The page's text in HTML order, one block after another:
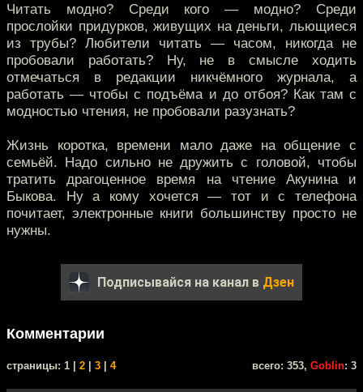
Читать модно? Среди кого — модно? Среди
прослойки придурков, живущих на деньги, льющиеся
из трубы? Любители читать — часом, никогда не
пробовали работать? Ну, не в смысле ходить
отмечаться в редакции никчёмного журнала, а
работать — чтобы с подъёма и до отбоя? Как там с
модностью чтения, не пробовали разузнать?
Жизнь коротка, времени мало даже на общение с
семьёй. Надо сильно не дружить с головой, чтобы
тратить драгоценное время на чтение Акунина и
Быкова. Ну а кому хочется — тот и с телефона
почитает, электронные книги большинству просто не
нужны.
Подписывайся на канал в Дзен
Комментарии
cтраницы: 1 | 2 3 4 всего: 353, Goblin: 3